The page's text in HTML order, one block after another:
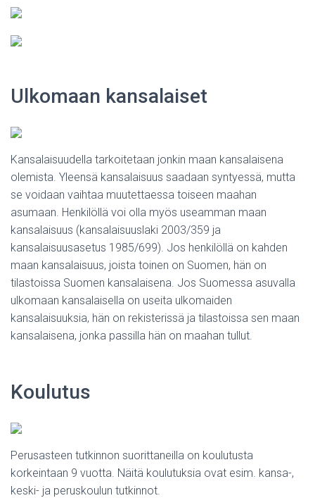
Ulkomaan kansalaiset
Kansalaisuudella tarkoitetaan jonkin maan kansalaisena
olemista. Yleensä kansalaisuus saadaan syntyessä, mutta
se voidaan vaihtaa muutettaessa toiseen maahan
asumaan. Henkilöllä voi olla myös useamman maan
kansalaisuus (kansalaisuuslaki 2003/359 ja
kansalaisuusasetus 1985/699). Jos henkilöllä on kahden
maan kansalaisuus, joista toinen on Suomen, hän on
tilastoissa Suomen kansalaisena. Jos Suomessa asuvalla
ulkomaan kansalaisella on useita ulkomaiden
kansalaisuuksia, hän on rekisterissä ja tilastoissa sen maan
kansalaisena, jonka passilla hän on maahan tullut.
Koulutus
Perusasteen tutkinnon suorittaneilla on koulutusta
korkeintaan 9 vuotta. Näitä koulutuksia ovat esim. kansa-,
keski- ja peruskoulun tutkinnot.